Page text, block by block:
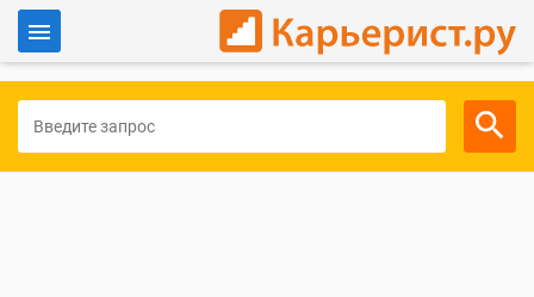
Для работодателей